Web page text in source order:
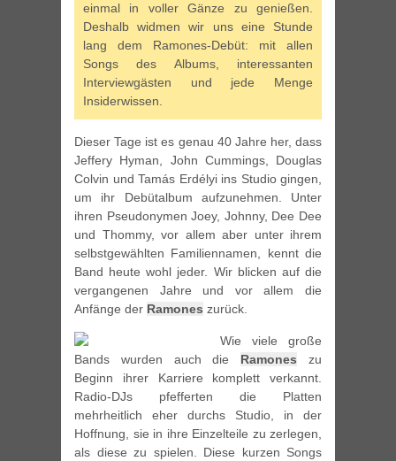
einmal in voller Gänze zu genießen.
Deshalb widmen wir uns eine Stunde
lang dem Ramones-Debüt: mit allen
Songs des Albums, interessanten
Interviewgästen und jede Menge
Insiderwissen.
Dieser Tage ist es genau 40 Jahre her, dass
Jeffery Hyman, John Cummings, Douglas
Colvin und Tamás Erdélyi ins Studio gingen,
um ihr Debütalbum aufzunehmen. Unter
ihren Pseudonymen Joey, Johnny, Dee Dee
und Thommy, vor allem aber unter ihrem
selbstgewählten Familiennamen, kennt die
Band heute wohl jeder. Wir blicken auf die
vergangenen Jahre und vor allem die
Anfänge der Ramones zurück.
Wie viele große
Bands wurden auch die Ramones zu
Beginn ihrer Karriere komplett verkannt.
Radio-DJs pfefferten die Platten
mehrheitlich eher durchs Studio, in der
Hoffnung, sie in ihre Einzelteile zu zerlegen,
als diese zu spielen. Diese kurzen Songs